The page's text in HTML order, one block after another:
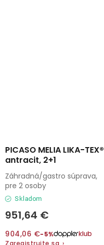
PICASO MELIA LIKA-TEX®
antracit, 2+1
Skladom
951,64 €
904,06 €−5%
Zaregistrujte sa ›
Záhradná/gastro súprava,
pre 2 osoby